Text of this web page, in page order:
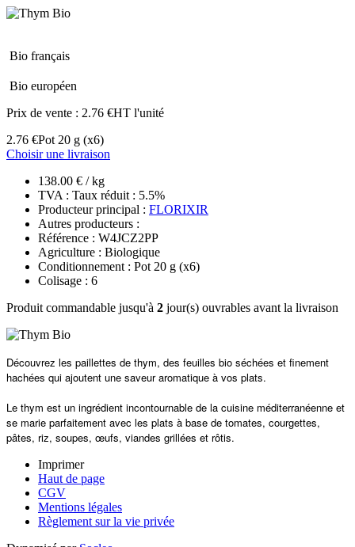
Bio français
Bio européen
Prix de vente : 2.76 €HT l'unité
2.76 €Pot 20 g (x6)
Choisir une livraison
138.00 € / kg
TVA : Taux réduit : 5.5%
Producteur principal : FLORIXIR
Autres producteurs :
Référence : W4JCZ2PP
Agriculture : Biologique
Conditionnement : Pot 20 g (x6)
Colisage : 6
Produit commandable jusqu'à 2 jour(s) ouvrables avant la livraison
Découvrez les paillettes de thym, des feuilles bio séchées et finement
hachées qui ajoutent une saveur aromatique à vos plats.
Le thym est un ingrédient incontournable de la cuisine méditerranéenne et
se marie parfaitement avec les plats à base de tomates, courgettes,
pâtes, riz, soupes, œufs, viandes grillées et rôtis.
Imprimer
Haut de page
CGV
Mentions légales
Règlement sur la vie privée